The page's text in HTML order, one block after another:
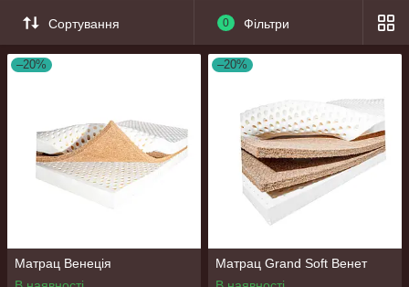
Сортування 0 Фільтри
–20%
Матрац Венеція
–20%
Матрац Grand Soft Венет